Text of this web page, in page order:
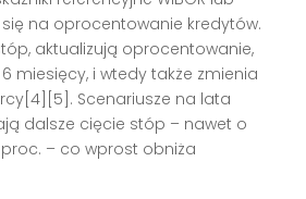
się na oprocentowanie kredytów.
aktualizują oprocentowanie,
miesięcy, i wtedy także zmienia
Scenariusze na lata
dalsze cięcie stóp – nawet o
– co wprost obniża